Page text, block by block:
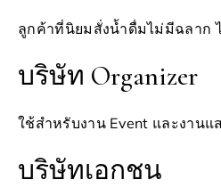
ลูกค้าที่นิยมสั่งน้ำดื่มไม่มีฉลาก
บริษัท Organizer
ใช้สำหรับงาน Event และงานแ
บริษัทเอกชน